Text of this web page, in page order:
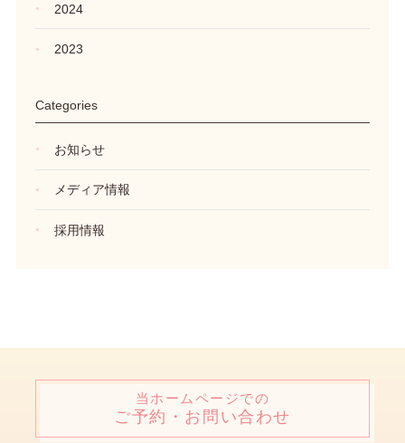
2024
2023
Categories
お知らせ
メディア情報
採用情報
当ホームページでの
ご予約・お問い合わせ